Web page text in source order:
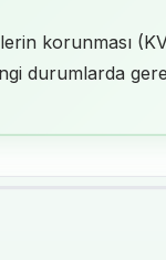
korunması
durumlarda